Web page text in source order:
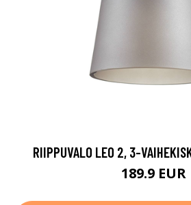
RIIPPUVALO LEO 2, 3-
189.9 EUR